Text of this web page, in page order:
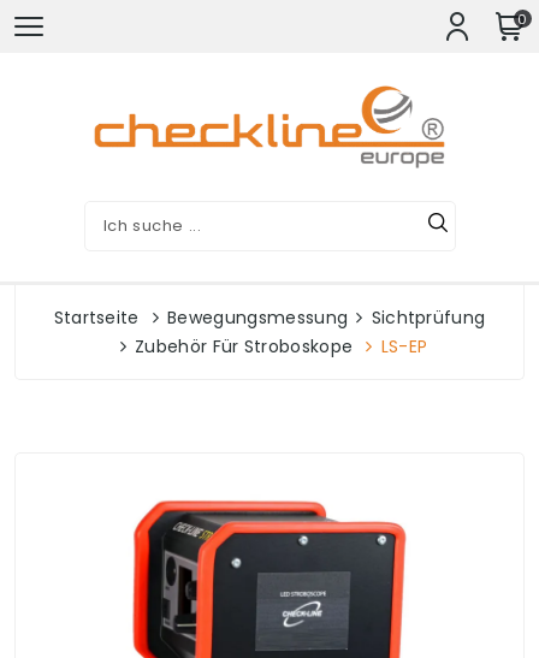
0
Startseite Bewegungsmessung
Sichtprüfung
Zubehör Für Stroboskope
LS-EP